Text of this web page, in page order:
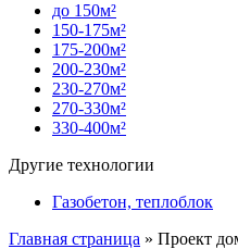
до 150м²
150-175м²
175-200м²
200-230м²
230-270м²
270-330м²
330-400м²
Другие технологии
Газобетон, теплоблок
Главная страница » Проект